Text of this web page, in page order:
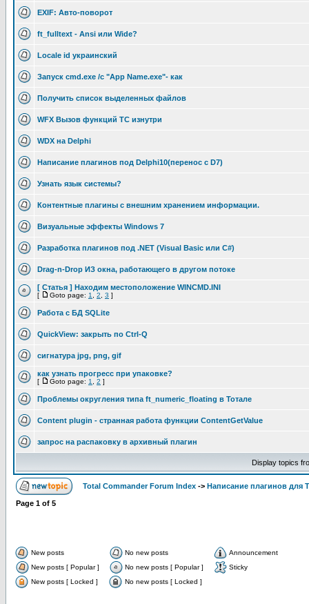
EXIF: Авто-поворот
ft_fulltext - Ansi или Wide?
Locale id украинский
Запуск cmd.exe /c "App Name.exe"- как
Получить список выделенных файлов
WFX Вызов функций TC изнутри
WDX на Delphi
Написание плагинов под Delphi10(перенос с D7)
Узнать язык системы?
Контентные плагины с внешним хранением информации.
Визуальные эффекты Windows 7
Разработка плагинов под .NET (Visual Basic или C#)
Drag-n-Drop ИЗ окна, работающего в другом потоке
[ Статья ] Находим местоположение WINCMD.INI
[ Goto page: 1 2 3 ]
Работа с БД SQLite
QuickView: закрыть по Ctrl-Q
сигнатура jpg, png, gif
как узнать прогресс при упаковке?
[ Goto page: 1 2 ]
Проблемы округления типа ft_numeric_floating в Тотале
Content plugin - странная работа функции ContentGetValue
запрос на распаковку в архивный плагин
Display topics
Total Commander Forum Index -> Написание плагинов для
Page 1 of 5
New posts No new posts
Announcement
New posts [ Popular ]
No new posts [ Popular ]
Sticky
New posts [ Locked ]
No new posts [ Locked ]